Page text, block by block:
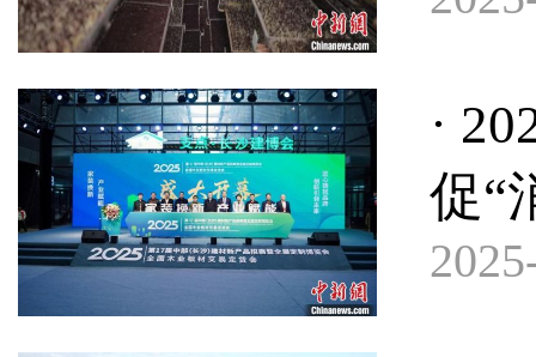
·
促“